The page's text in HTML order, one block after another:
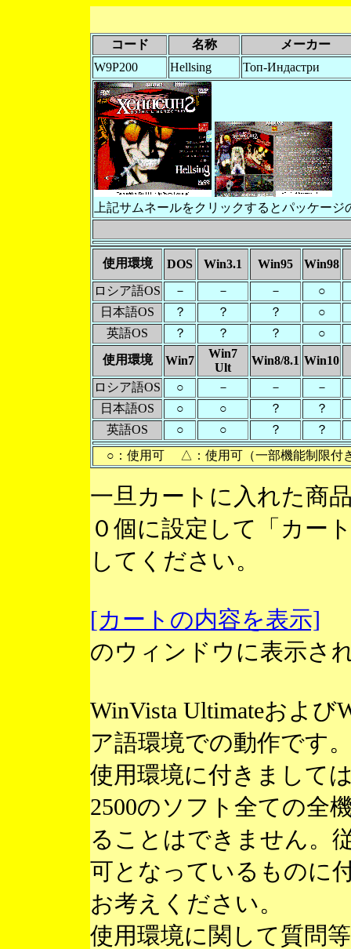
コード 名称
メーカー
W9P200
Hellsing Топ-Индастри
上記サムネールをクリックするとパッケー
使用環境 DOS Win3.1 Win95
Win98
ロシア語OS
－ － －
○
日本語OS
？ ？ ？
○
英語OS
？ ？ ？
○
使用環境
Win7
Win7
Ult
Win8/8.1 Win10
ロシア語OS
○ － －
－
日本語OS
○ ○ ？
？
英語OS
○ ○ ？
？
○：使用可 △：使用可（一部機能制限
一旦カートに入れた商
０個に設定して「カー
してください。
[カートの内容を表示]
のウィンドウに表示さ
WinVista Ultimateおよ
ア語環境での動作です
使用環境に付きまして
2500のソフト全ての全
ることはできません。
可となっているものに
お考えください。
使用環境に関して質問